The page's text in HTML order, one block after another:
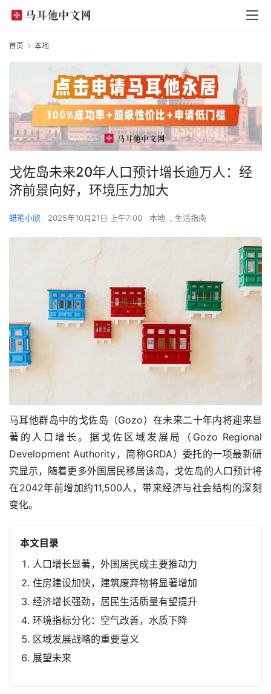
首页 本地
戈佐岛未来20年人口预计增长逾万人：经
济前景向好，环境压力加大
蜡笔小欣 2025年10月21日 上午7:00 本地 , 生活指南
马耳他群岛中的戈佐岛（Gozo）在未来二十年内将迎来显
著的人口增长。据戈佐区域发展局（Gozo Regional
Development Authority，简称GRDA）委托的一项最新研
究显示，随着更多外国居民移居该岛，戈佐岛的人口预计将
在2042年前增加约11,500人，带来经济与社会结构的深刻
变化。
本文目录
人口增长显著，外国居民成主要推动力
住房建设加快，建筑废弃物将显著增加
经济增长强劲，居民生活质量有望提升
环境指标分化：空气改善，水质下降
区域发展战略的重要意义
展望未来